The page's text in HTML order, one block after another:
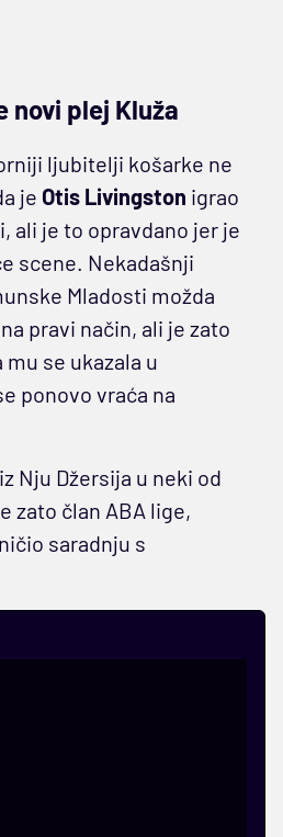
novi plej Kluža
ljubitelji košarke ne
je Otis Livingston igrao
ali je to opravdano jer je
scene. Nekadašnji
Mladosti možda
pravi način, ali je zato
se ukazala u
ponovo vraća na
Nju Džersija u neki od
zato član ABA lige,
saradnju s